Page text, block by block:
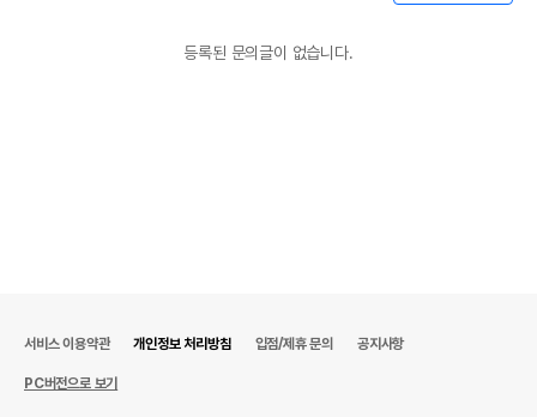
등록된 문의글이 없습니다.
서비스 이용약관 개인정보 처리방침 입점/제휴 문의 공지사항
PC버전으로 보기